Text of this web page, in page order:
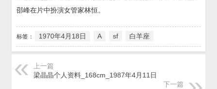
邵峰在片中扮演女管家林恒。
标签： 1970年4月18日 A sf 白羊座
上一篇
梁晶晶个人资料_168cm_1987年4月11日
下一篇